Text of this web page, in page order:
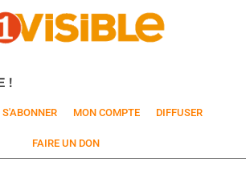
!
MON COMPTE DIFFUSER
FAIRE UN DON